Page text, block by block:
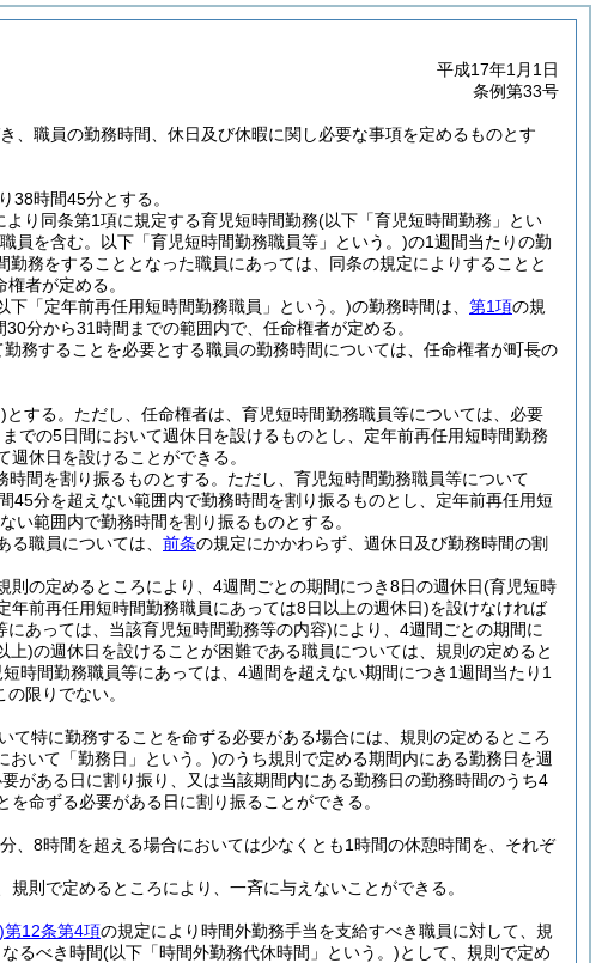
平成17年1月1日
条例第33号
、職員の勤務時間、休日及び休暇に関し必要な事項を定めるものとす
38時間45分とする。
り同条第1項に規定する育児短時間勤務(以下「育児短時間勤務」とい
員を含む。以下「育児短時間勤務職員等」という。)の1週間当たりの勤
勤務をすることとなった職員にあっては、同条の規定によりすることと
者が定める。
下「定年前再任用短時間勤務職員」という。)の勤務時間は、 第1項の規
分から31時間までの範囲内で、任命権者が定める。
務することを必要とする職員の勤務時間については、任命権者が町長の
とする。 ただし、任命権者は、育児短時間勤務職員等については、必要
での5日間において週休日を設けるものとし、定年前再任用短時間勤務
休日を設けることができる。
間を割り振るものとする。 ただし、育児短時間勤務職員等について
分を超えない範囲内で勤務時間を割り振るものとし、定年前再任用短
範囲内で勤務時間を割り振るものとする。
職員については、 前条の規定にかかわらず、週休日及び勤務時間の割
の定めるところにより、4週間ごとの期間につき8日の週休日(育児短時
前再任用短時間勤務職員にあっては8日以上の週休日)を設けなければ
にあっては、当該育児短時間勤務等の内容)により、4週間ごとの期間に
上)の週休日を設けることが困難である職員については、規則の定めると
時間勤務職員等にあっては、4週間を超えない期間につき1週間当たり1
限りでない。
て特に勤務することを命ずる必要がある場合には、規則の定めるところ
おいて「勤務日」という。)のうち規則で定める期間内にある勤務日を週
がある日に割り振り、又は当該期間内にある勤務日の勤務時間のうち4
命ずる必要がある日に割り振ることができる。
、8時間を超える場合においては少なくとも1時間の休憩時間を、それぞ
則で定めるところにより、一斉に与えないことができる。
第12条第4項の規定により時間外勤務手当を支給すべき職員に対して、規
るべき時間(以下「時間外勤務代休時間」という。)として、規則で定め